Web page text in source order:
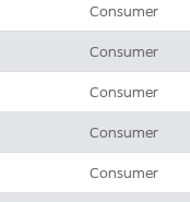
Consumer
Consumer
Consumer
Consumer
Consumer